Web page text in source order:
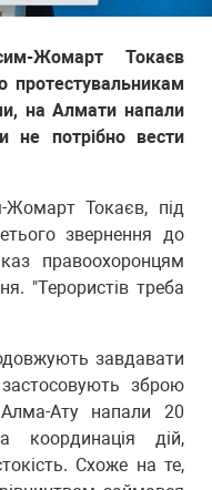
Жомарт Токаєв
протестувальникам
на Алмати напали
не потрібно вести
Жомарт Токаєв, під
звернення до
правоохоронцям
"Терористів треба
завдавати
зброю
Ату напали 20
координація дій,
Схоже на те,